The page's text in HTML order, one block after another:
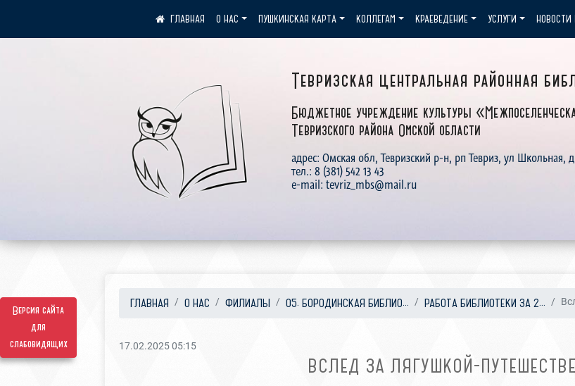
Версия сайта
для
слабовидящих
Тевризская центральная районная
Бюджетное учреждение культуры
Тевризского района Омской области
адрес: Омская обл, Тевризский р-н, рп Тевриз, ул Школьная,
тел.: 8 (381) 542 13 43
e-mail: tevriz_mbs@mail.ru
О НАС ПУШКИНСКАЯ КАРТА КОЛЛЕГАМ КРАЕВЕДЕНИЕ УСЛУГИ
ГЛАВНАЯ О НАС ФИЛИАЛЫ 05. БОРОДИНСКАЯ БИБЛИО... РАБОТА БИБЛИОТЕКИ ЗА 2...
17.02.2025 05:15
ВСЛЕД ЗА ЛЯГУШКОЙ-